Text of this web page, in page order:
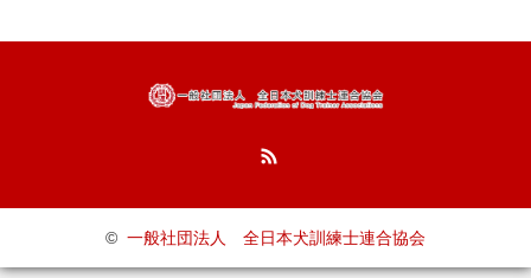
© 一般社団法人 全日本犬訓練士連合協会